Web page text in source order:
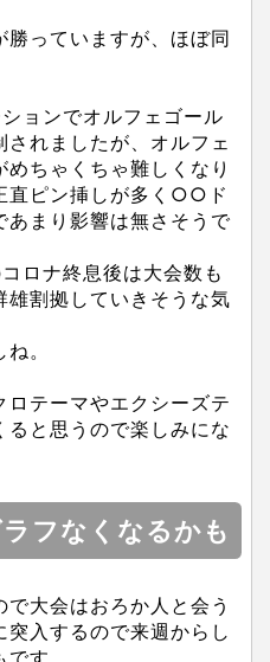
勝っていますが、ほぼ同
ョンでオルフェゴール
されましたが、オルフェ
ちゃくちゃ難しくなり
直ピン挿しが多く○○ド
あまり影響は無さそうで
ロナ終息後は大会数も
雄割拠していきそうな気
。
ロテーマやエクシーズテ
と思うので楽しみにな
フなくなるかも
大会はおろか人と会う
入するので来週からし